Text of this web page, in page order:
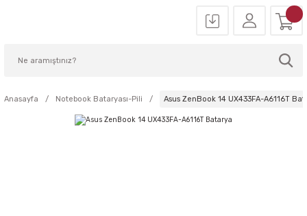
Anasayfa Notebook Bataryası-Pili Asus ZenBook 14 UX433FA-A6116T